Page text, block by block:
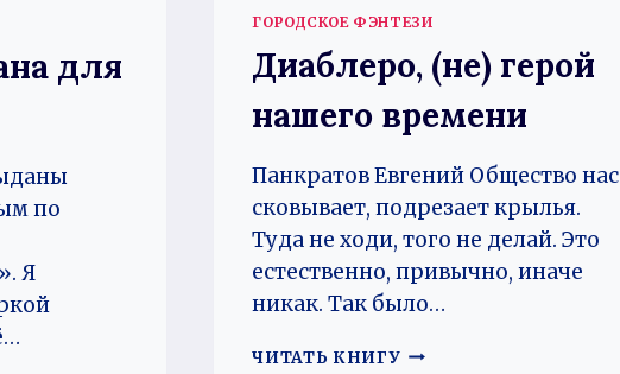
для
по
Я
ГОРОДСКОЕ ФЭНТЕЗИ
Диаблеро, (не) герой
нашего времени
Панкратов Евгений Общество нас
сковывает, подрезает крылья.
Туда не ходи, того не делай. Это
естественно, привычно, иначе
никак. Так было…
ЧИТАТЬ КНИГУ ДИАБЛЕРО,